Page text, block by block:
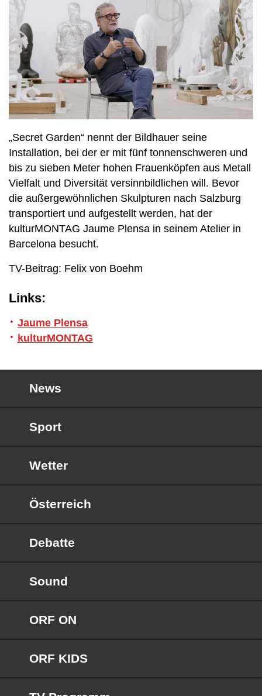
„Secret Garden“ nennt der Bildhauer seine
Installation, bei der er mit fünf tonnenschweren und
bis zu sieben Meter hohen Frauenköpfen aus Metall
Vielfalt und Diversität versinnbildlichen will. Bevor
die außergewöhnlichen Skulpturen nach Salzburg
transportiert und aufgestellt werden, hat der
kulturMONTAG Jaume Plensa in seinem Atelier in
Barcelona besucht.
TV-Beitrag: Felix von Boehm
Links:
Jaume Plensa
kulturMONTAG
News
Sport
Wetter
Österreich
Debatte
Sound
ORF ON
ORF KIDS